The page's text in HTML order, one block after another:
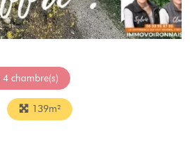
4 chambre(s)
139m²